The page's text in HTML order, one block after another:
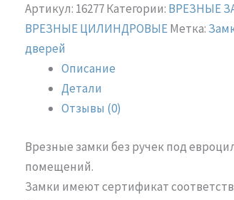
Артикул: 16277Категории: ВРЕЗНЫЕ
ВРЕЗНЫЕ ЦИЛИНДРОВЫЕМетка:
дверей
Описание
Детали
Отзывы (0)
Врезные замки без ручек под
помещений.
Замки имеют сертификат